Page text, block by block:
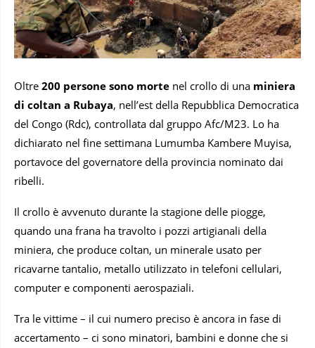
Oltre 200 persone sono morte nel crollo di una miniera
di coltan a Rubaya, nell’est della Repubblica Democratica
del Congo (Rdc), controllata dal gruppo Afc/M23. Lo ha
dichiarato nel fine settimana Lumumba Kambere Muyisa,
portavoce del governatore della provincia nominato dai
ribelli.
Il crollo è avvenuto durante la stagione delle piogge,
quando una frana ha travolto i pozzi artigianali della
miniera, che produce coltan, un minerale usato per
ricavarne tantalio, metallo utilizzato in telefoni cellulari,
computer e componenti aerospaziali.
Tra le vittime – il cui numero preciso è ancora in fase di
accertamento – ci sono minatori, bambini e donne che si